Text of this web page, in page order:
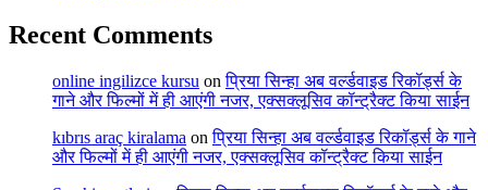
Recent Comments
online ingilizce kursu onप्रिया सिन्हा अब वर्ल्डवाइड रिकॉर्ड्स के
गाने और फिल्मों में ही आएंगी नजर, एक्सक्लूसिव कॉन्ट्रैक्ट किया साईन
kıbrıs araç kiralama onप्रिया सिन्हा अब वर्ल्डवाइड रिकॉर्ड्स के गाने
और फिल्मों में ही आएंगी नजर, एक्सक्लूसिव कॉन्ट्रैक्ट किया साईन